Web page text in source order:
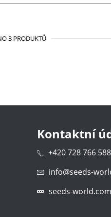
3 PRODUKTŮ
Kontaktní
+420 728 766 588
info@seeds-
seeds-world.com